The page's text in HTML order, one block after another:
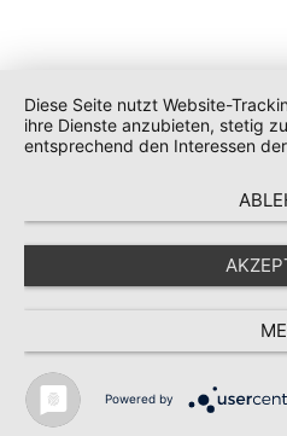
Diese Seite nutzt Website-
ihre Dienste anzubieten, stetig
entsprechend den Interessen
Powered by